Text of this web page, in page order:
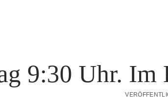
9:30 Uhr. Im